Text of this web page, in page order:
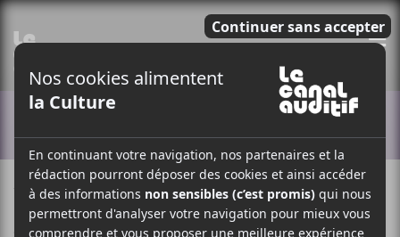
7 JANVIER 2019
PARLOUIS-PHILIPPE LABRÈCHE
/ FRANCOPHONE